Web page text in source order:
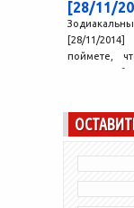
[28/11/
[28/11/
поймете,
сердце.